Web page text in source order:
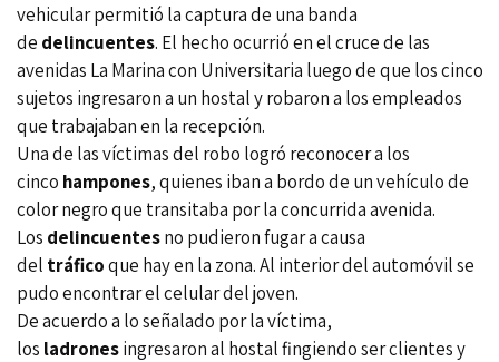
vehicularpermitió la captura de una banda
de delincuentes. El hecho ocurrió en el cruce de las
avenidas La Marina con Universitaria luego de que los cinco
sujetos ingresaron a un hostal y robaron a los empleados
que trabajaban en la recepción.
Una de las víctimas del robo logró reconocer a los
cinco hampones, quienes iban a bordo de un vehículo de
color negro que transitaba por la concurrida avenida.
Los delincuentesno pudieron fugar a causa
del tráficoque hay en la zona. Al interior del automóvil se
pudo encontrar el celular del joven.
De acuerdo a lo señalado por la víctima,
los ladronesingresaron al hostal fingiendo ser clientes y